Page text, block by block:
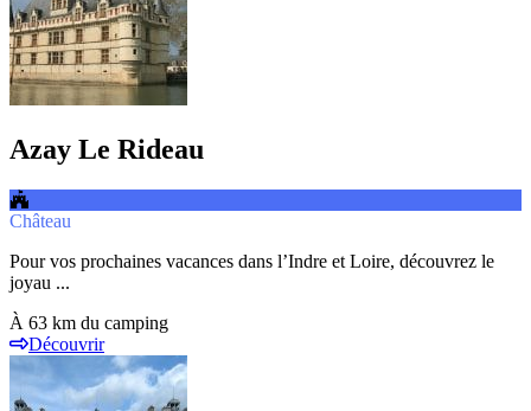
Azay Le Rideau
Château
Pour vos prochaines vacances dans l’Indre et Loire, découvrez le
joyau ...
À 63 km du camping
Découvrir